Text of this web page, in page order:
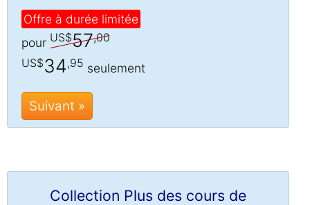
Offre à durée limitée
pour US$57,00
US$34 ,95 seulement
Suivant »
Collection Plus des cours de